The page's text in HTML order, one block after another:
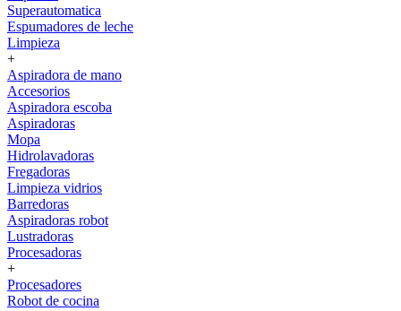
Superautomatica
Espumadores de leche
Limpieza
+
Aspiradora de mano
Accesorios
Aspiradora escoba
Aspiradoras
Mopa
Hidrolavadoras
Fregadoras
Limpieza vidrios
Barredoras
Aspiradoras robot
Lustradoras
Procesadoras
+
Procesadores
Robot de cocina